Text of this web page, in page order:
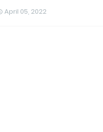
April 05, 2022